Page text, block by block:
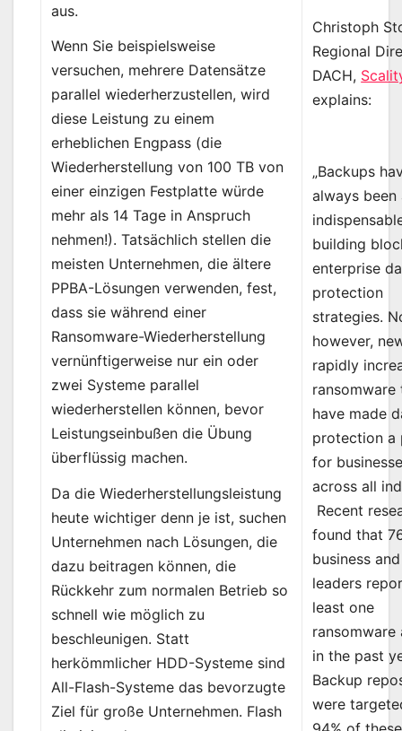
aus.
Wenn Sie beispielsweise
versuchen, mehrere Datensätze
parallel wiederherzustellen, wird
diese Leistung zu einem
erheblichen Engpass (die
Wiederherstellung von 100 TB von
einer einzigen Festplatte würde
mehr als 14 Tage in Anspruch
nehmen!). Tatsächlich stellen die
meisten Unternehmen, die ältere
PPBA-Lösungen verwenden, fest,
dass sie während einer
Ransomware-Wiederherstellung
vernünftigerweise nur ein oder
zwei Systeme parallel
wiederherstellen können, bevor
Leistungseinbußen die Übung
überflüssig machen.
Da die Wiederherstellungsleistung
heute wichtiger denn je ist, suchen
Unternehmen nach Lösungen, die
dazu beitragen können, die
Rückkehr zum normalen Betrieb so
schnell wie möglich zu
beschleunigen. Statt
herkömmlicher HDD-Systeme sind
All-Flash-Systeme das bevorzugte
Ziel für große Unternehmen. Flash
Christoph
Regional
DACH,
explains:
„Backups
always been
building
enterprise
protection
strategies.
however,
rapidly
ransomware
have made
protection a
for
across all
Recent
found that
business
leaders
least one
ransomware
in the past
Backup
were